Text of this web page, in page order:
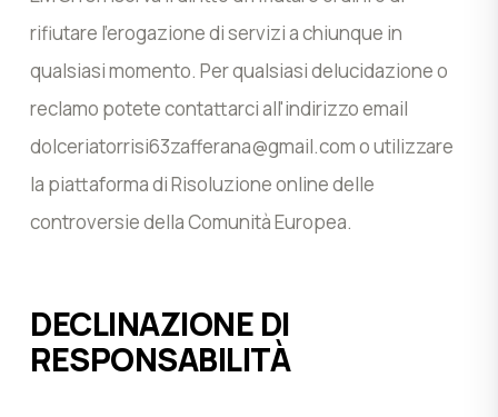
rifiutare l’erogazione di servizi a chiunque in
qualsiasi momento. Per qualsiasi delucidazione o
reclamo potete contattarci all'indirizzo email
dolceriatorrisi63zafferana@gmail.como utilizzare
la piattaforma di Risoluzione online delle
controversie della Comunità Europea.
DECLINAZIONE DI
RESPONSABILITÀ